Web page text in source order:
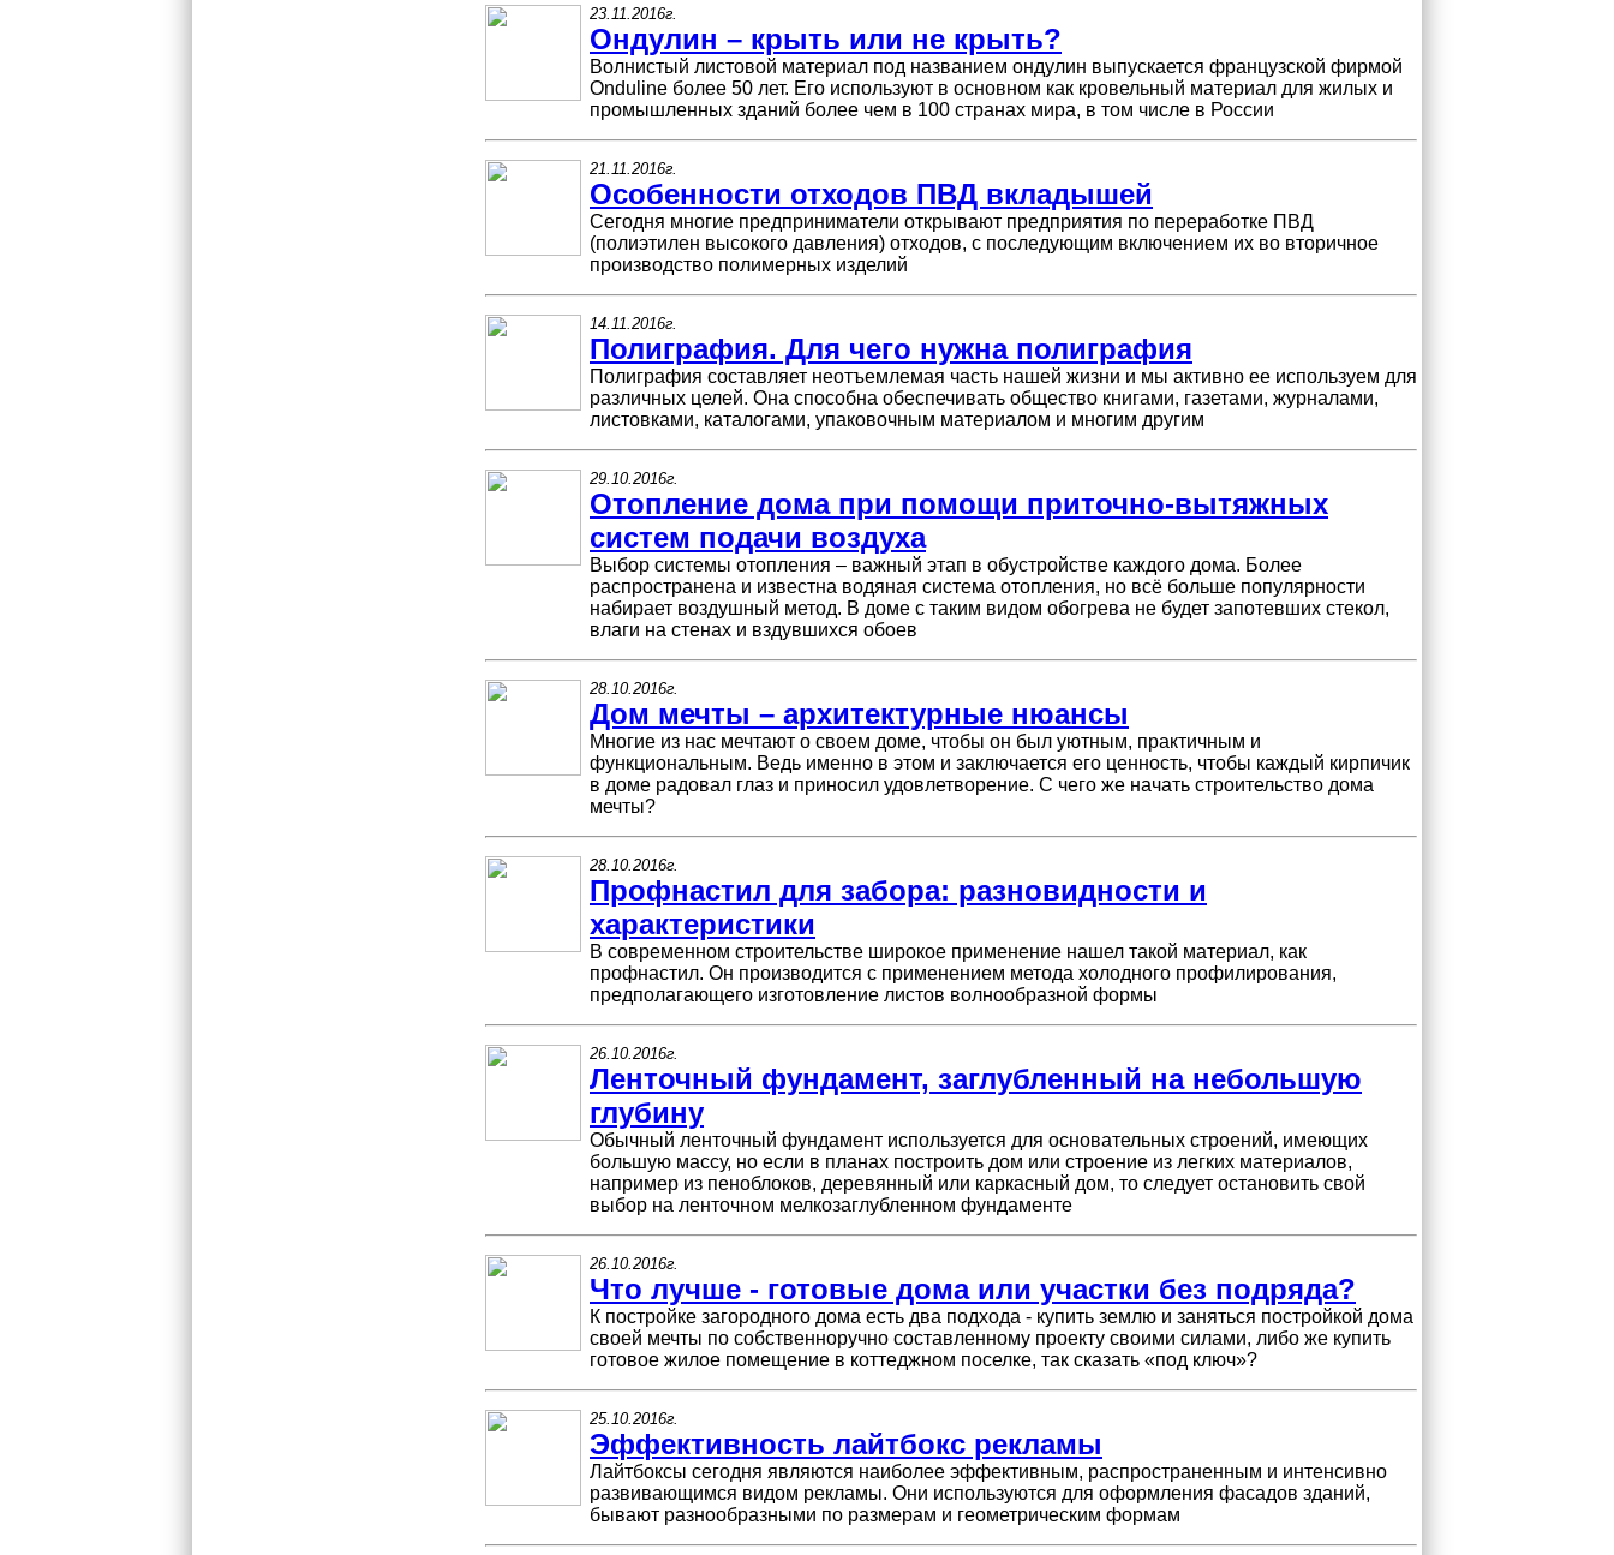
23.11.2016г.
Ондулин – крыть или не крыть?
Волнистый листовой материал под названием ондулин выпускается французской фирмой
Onduline более 50 лет. Его используют в основном как кровельный материал для жилых и
промышленных зданий более чем в 100 странах мира, в том числе в России
21.11.2016г.
Особенности отходов ПВД вкладышей
Сегодня многие предприниматели открывают предприятия по переработке ПВД
(полиэтилен высокого давления) отходов, с последующим включением их во вторичное
производство полимерных изделий
14.11.2016г.
Полиграфия. Для чего нужна полиграфия
Полиграфия составляет неотъемлемая часть нашей жизни и мы активно ее используем для
различных целей. Она способна обеспечивать общество книгами, газетами, журналами,
листовками, каталогами, упаковочным материалом и многим другим
29.10.2016г.
Отопление дома при помощи приточно-вытяжных
систем подачи воздуха
Выбор системы отопления – важный этап в обустройстве каждого дома. Более
распространена и известна водяная система отопления, но всё больше популярности
набирает воздушный метод. В доме с таким видом обогрева не будет запотевших стекол,
влаги на стенах и вздувшихся обоев
28.10.2016г.
Дом мечты – архитектурные нюансы
Многие из нас мечтают о своем доме, чтобы он был уютным, практичным и
функциональным. Ведь именно в этом и заключается его ценность, чтобы каждый кирпичик
в доме радовал глаз и приносил удовлетворение. С чего же начать строительство дома
мечты?
28.10.2016г.
Профнастил для забора: разновидности и
характеристики
В современном строительстве широкое применение нашел такой материал, как
профнастил. Он производится с применением метода холодного профилирования,
предполагающего изготовление листов волнообразной формы
26.10.2016г.
Ленточный фундамент, заглубленный на небольшую
глубину
Обычный ленточный фундамент используется для основательных строений, имеющих
большую массу, но если в планах построить дом или строение из легких материалов,
например из пеноблоков, деревянный или каркасный дом, то следует остановить свой
выбор на ленточном мелкозаглубленном фундаменте
26.10.2016г.
Что лучше - готовые дома или участки без подряда?
К постройке загородного дома есть два подхода - купить землю и заняться постройкой дома
своей мечты по собственноручно составленному проекту своими силами, либо же купить
готовое жилое помещение в коттеджном поселке, так сказать «под ключ»?
25.10.2016г.
Эффективность лайтбокс рекламы
Лайтбоксы сегодня являются наиболее эффективным, распространенным и интенсивно
развивающимся видом рекламы. Они используются для оформления фасадов зданий,
бывают разнообразными по размерам и геометрическим формам